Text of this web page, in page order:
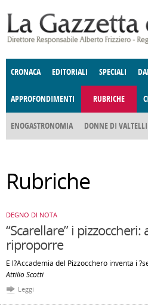
CRONACA EDITORIALI SPECIALI
APPROFONDIMENTI
SOCIETÀ COSTUME ECONOMIA
RUBRICHE
ENOGASTRONOMIA DONNE DI
Rubriche
DEGNO DI NOTA
“Scarellare” i
riproporre
E l?Accademia del Pizzocchero inventa i
Attilio Scotti
Leggi